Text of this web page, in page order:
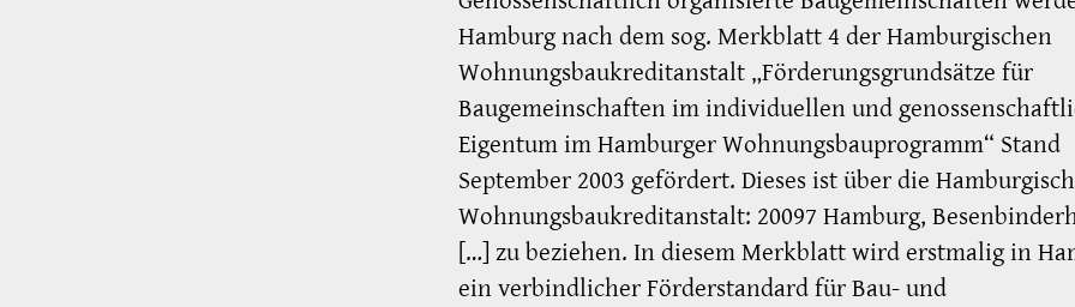
Hamburg nach dem sog. Merkblatt 4 der Hamburgischen
Wohnungsbaukreditanstalt „Förderungsgrundsätze für
Baugemeinschaften im individuellen und
Eigentum im Hamburger Wohnungsbauprogramm“ Stand
September 2003 gefördert. Dieses ist über die
Wohnungsbaukreditanstalt: 20097 Hamburg,
[…] zu beziehen. In diesem Merkblatt wird erstmalig in
ein verbindlicher Förderstandard für Bau- und